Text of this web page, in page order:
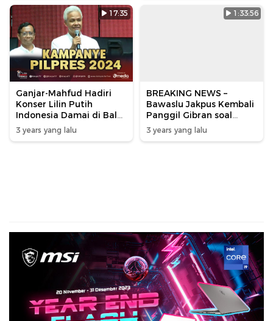
17:35
Ganjar-Mahfud Hadiri
Konser Lilin Putih
Indonesia Damai di Balai
Sarbini
3 years yang lalu
1:33:56
BREAKING NEWS –
Bawaslu Jakpus Kembali
Panggil Gibran soal
Bagi-Bagi Susu di CFD
3 years yang lalu